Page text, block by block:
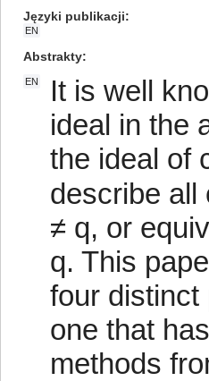
Języki publikacji
EN
Abstrakty
EN
It is well
ideal in the
the ideal of
describe all
≠ q, or
q. This
four distinct
one that
methods